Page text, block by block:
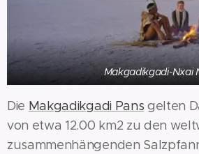
Makgadikgadi-Nxai
Die Makgadikgadi Pans gelten
von etwa 12.00 km2 zu den
zusammenhängenden